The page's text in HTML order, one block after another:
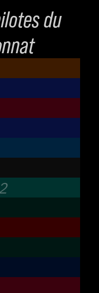
du
Team
Team
F1 Team
Team
Team
Team